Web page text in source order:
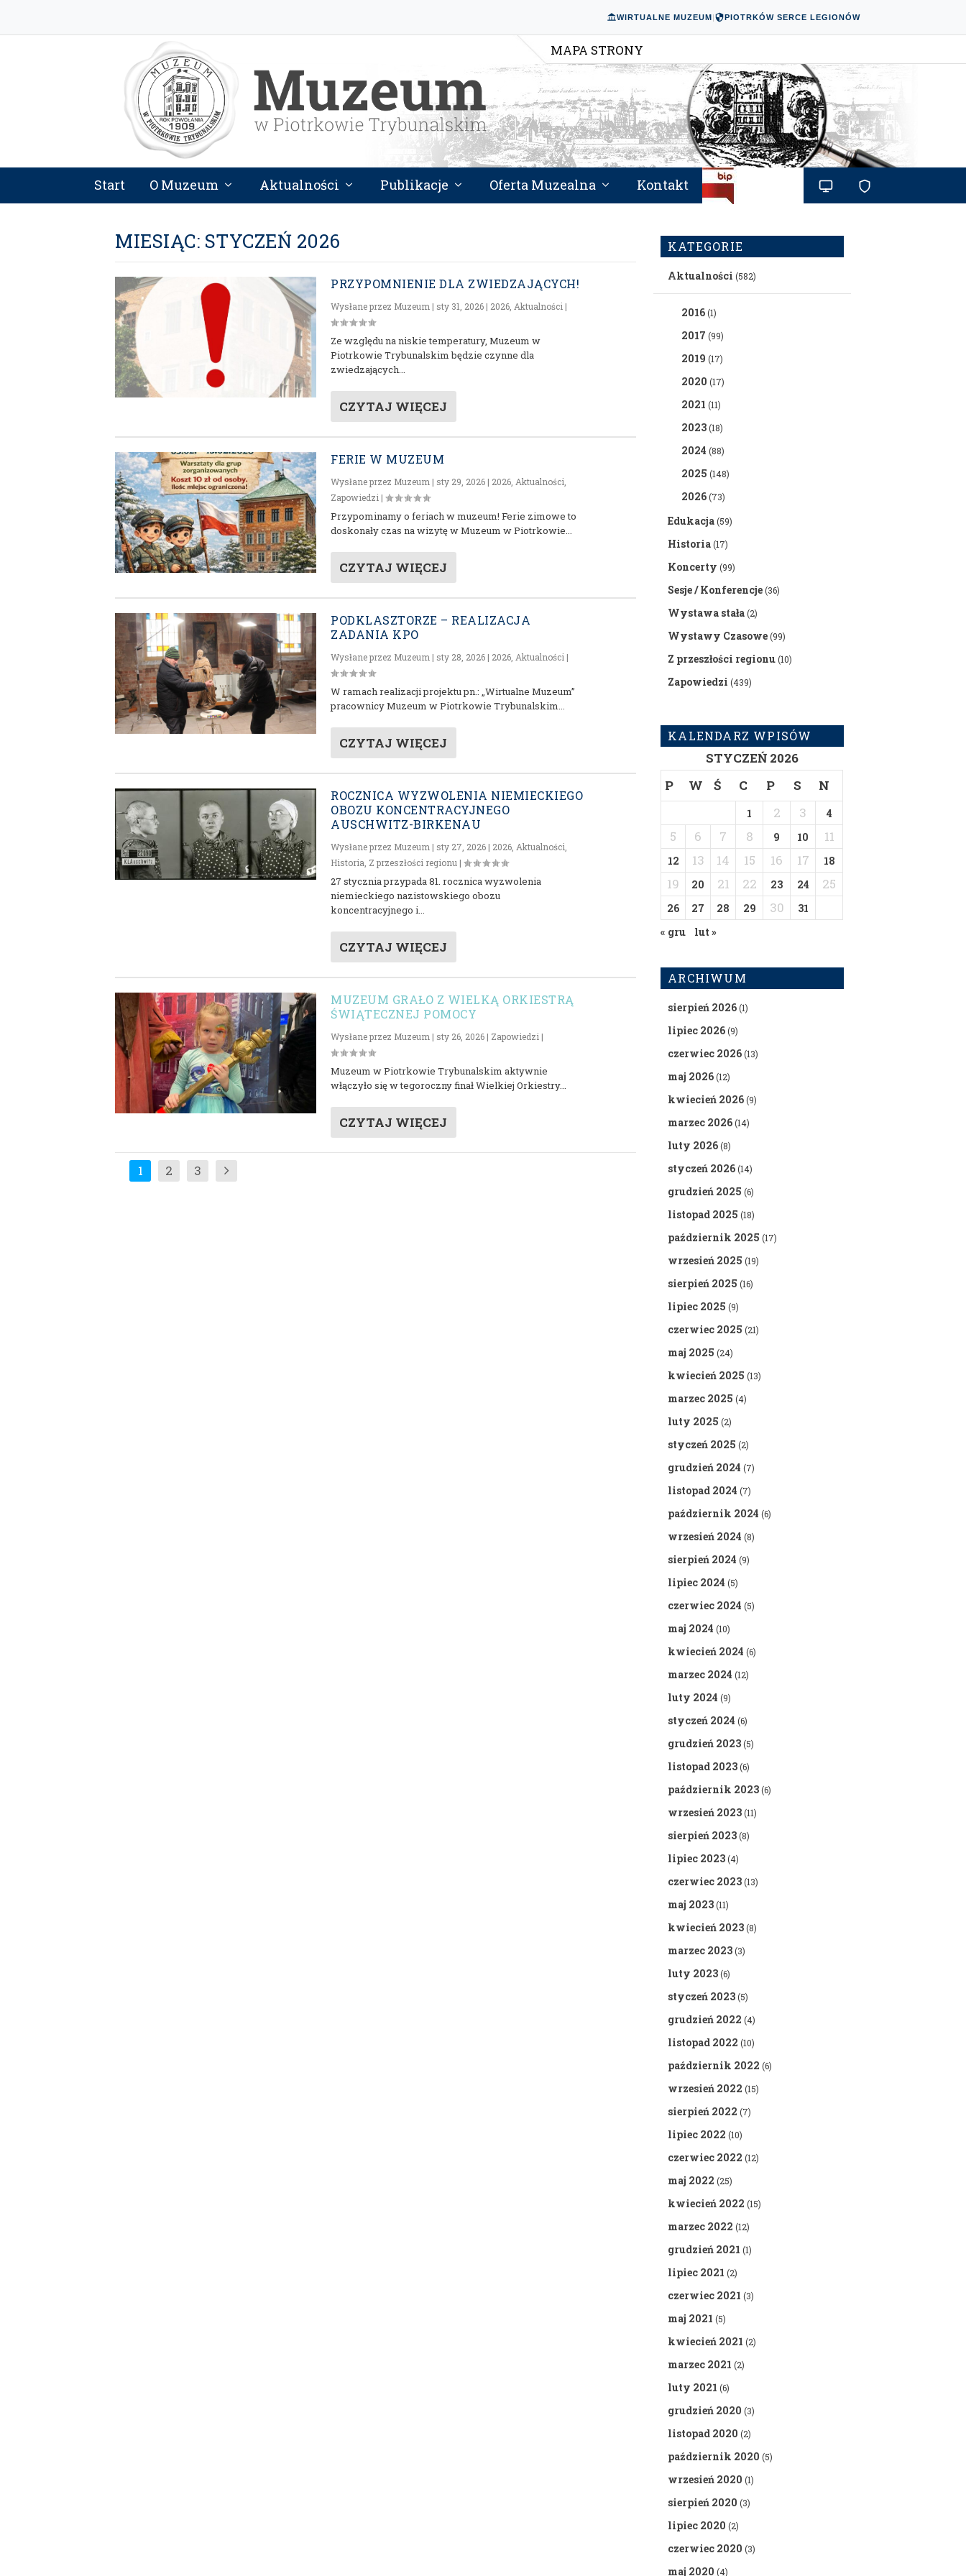
WIRTUALNE MUZEUM| PIOTRKÓW SERCE LEGIONÓW
MAPA STRONY
Start O Muzeum Aktualności Publikacje Oferta Muzealna Kontakt
MIESIĄC: STYCZEŃ 2026
PRZYPOMNIENIE DLA ZWIEDZAJĄCYCH!
Wysłane przez Muzeum | sty 31, 2026 | 2026 Aktualności |
Ze względu na niskie temperatury, Muzeum w
Piotrkowie Trybunalskim będzie czynne dla
zwiedzających...
CZYTAJ WIĘCEJ
FERIE W MUZEUM
Wysłane przez Muzeum | sty 29, 2026 | 2026 Aktualności
Zapowiedzi |
Przypominamy o feriach w muzeum! Ferie zimowe to
doskonały czas na wizytę w Muzeum w Piotrkowie...
CZYTAJ WIĘCEJ
PODKLASZTORZE – REALIZACJA
ZADANIA KPO
Wysłane przez Muzeum | sty 28, 2026 | 2026 Aktualności |
W ramach realizacji projektu pn.: „Wirtualne Muzeum”
pracownicy Muzeum w Piotrkowie Trybunalskim...
CZYTAJ WIĘCEJ
ROCZNICA WYZWOLENIA NIEMIECKIEGO
OBOZU KONCENTRACYJNEGO
AUSCHWITZ-BIRKENAU
Wysłane przez Muzeum | sty 27, 2026 | 2026 Aktualności
Historia Z przeszłości regionu |
27 stycznia przypada 81. rocznica wyzwolenia
niemieckiego nazistowskiego obozu
koncentracyjnego i...
CZYTAJ WIĘCEJ
MUZEUM GRAŁO Z WIELKĄ ORKIESTRĄ
ŚWIĄTECZNEJ POMOCY
Wysłane przez Muzeum | sty 26, 2026 | Zapowiedzi |
Muzeum w Piotrkowie Trybunalskim aktywnie
włączyło się w tegoroczny finał Wielkiej Orkiestry...
CZYTAJ WIĘCEJ
1 2 3
KATEGORIE
Aktualności (582)
2016(1)
2017 (99)
2019 (17)
2020 (17)
2021 (11)
2023(18)
2024 (88)
2025 (148)
2026(73)
Edukacja(59)
Historia(17)
Koncerty (99)
Sesje / Konferencje(36)
Wystawa stała(2)
Wystawy Czasowe(99)
Z przeszłości regionu(10)
Zapowiedzi (439)
KALENDARZ WPISÓW
STYCZEŃ 2026
P
W Ś C P S N
1 2 3 4
5 6 7 8 9 10 11
12 13 14 15 16 17 18
19 20 21 22 23 24 25
26 27 28 29 30
31
« gru
lut »
ARCHIWUM
sierpień 2026(1)
lipiec 2026(9)
czerwiec 2026(13)
maj 2026(12)
kwiecień 2026(9)
marzec 2026(14)
luty 2026(8)
styczeń 2026(14)
grudzień 2025 (6)
listopad 2025 (18)
październik 2025 (17)
wrzesień 2025 (19)
sierpień 2025 (16)
lipiec 2025 (9)
czerwiec 2025 (21)
maj 2025 (24)
kwiecień 2025 (13)
marzec 2025 (4)
luty 2025 (2)
styczeń 2025 (2)
grudzień 2024 (7)
listopad 2024 (7)
październik 2024 (6)
wrzesień 2024 (8)
sierpień 2024 (9)
lipiec 2024 (5)
czerwiec 2024 (5)
maj 2024 (10)
kwiecień 2024 (6)
marzec 2024 (12)
luty 2024 (9)
styczeń 2024 (6)
grudzień 2023(5)
listopad 2023(6)
październik 2023(6)
wrzesień 2023(11)
sierpień 2023(8)
lipiec 2023(4)
czerwiec 2023(13)
maj 2023(11)
kwiecień 2023(8)
marzec 2023(3)
luty 2023(6)
styczeń 2023(5)
grudzień 2022 (4)
listopad 2022 (10)
październik 2022 (6)
wrzesień 2022 (15)
sierpień 2022 (7)
lipiec 2022 (10)
czerwiec 2022 (12)
maj 2022 (25)
kwiecień 2022 (15)
marzec 2022 (12)
grudzień 2021 (1)
lipiec 2021 (2)
czerwiec 2021 (3)
maj 2021 (5)
kwiecień 2021 (2)
marzec 2021 (2)
luty 2021 (6)
grudzień 2020 (3)
listopad 2020 (2)
październik 2020 (5)
wrzesień 2020 (1)
sierpień 2020 (3)
lipiec 2020 (2)
czerwiec 2020 (3)
maj 2020 (4)